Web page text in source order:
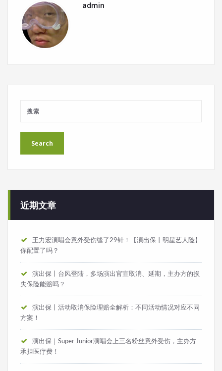
admin
近期文章
王力宏演唱会意外受伤缝了29针！【演出保丨明星艺人险】
你配置了吗？
演出保丨台风登陆，多场演出官宣取消、延期，主办方的损
失保险能赔吗？
演出保丨活动取消保险理赔全解析：不同活动情况对应不同
方案！
演出保｜Super Junior演唱会上三名粉丝意外受伤，主办方
承担医疗费！